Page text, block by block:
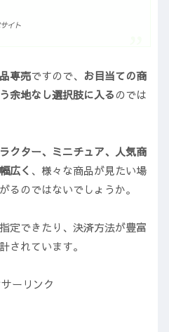
イト
専売ですので、 お目当ての商
余地なし選択肢に入るのでは
クター、ミニチュア、人気商
広く 、様々な商品が見たい場
るのではないでしょうか。
定できたり、決済方法が豊富
されています。
ーリンク